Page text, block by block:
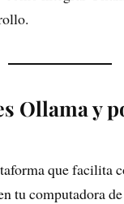
Ollama y
que facilita
tu computadora